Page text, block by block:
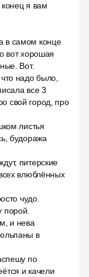
я вам
в самом конце
вот хорошая
Вот.
надо было,
все 3
свой город, про
листья
будоража
питерские
влюблённых
чудо.
порой.
и нева
в
по
и качели